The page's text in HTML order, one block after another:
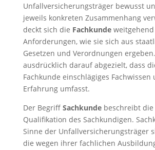
Unfallversicherungsträger bewusst
jeweils konkreten Zusammenhang
deckt sich die Fachkunde
Anforderungen, wie sie sich aus
Gesetzen und Verordnungen
ausdrücklich darauf abgezielt, dass
Fachkunde einschlägiges
Erfahrung umfasst.
Der Begriff Sachkundebeschreibt die
Qualifikation des Sachkundigen.
Sinne der Unfallversicherungsträger
die wegen ihrer fachlichen